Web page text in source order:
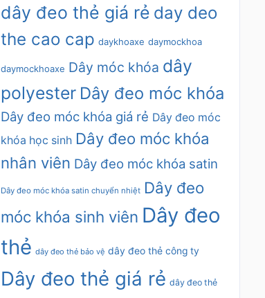
dây đeo thẻ giá rẻ day deo
the cao cap daykhoaxe daymockhoa
daymockhoaxe Dây móc khóa dây
polyester Dây đeo móc khóa
Dây đeo móc khóa giá rẻ Dây đeo móc
khóa học sinh Dây đeo móc khóa
nhân viên Dây đeo móc khóa satin
Dây đeo móc khóa satin chuyển nhiệt Dây đeo
móc khóa sinh viên Dây đeo
thẻ dây đeo thẻ bảo vệ dây đeo thẻ công ty
Dây đeo thẻ giá rẻ dây đeo thẻ